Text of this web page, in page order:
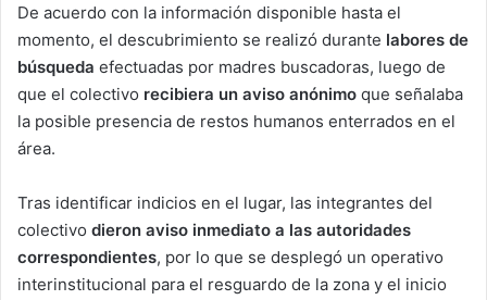
De acuerdo con la información disponible hasta el
momento, el descubrimiento se realizó durante labores de
búsqueda efectuadas por madres buscadoras, luego de
que el colectivo recibiera un aviso anónimo que señalaba
la posible presencia de restos humanos enterrados en el
área.
Tras identificar indicios en el lugar, las integrantes del
colectivo dieron aviso inmediato a las autoridades
correspondientes, por lo que se desplegó un operativo
interinstitucional para el resguardo de la zona y el inicio